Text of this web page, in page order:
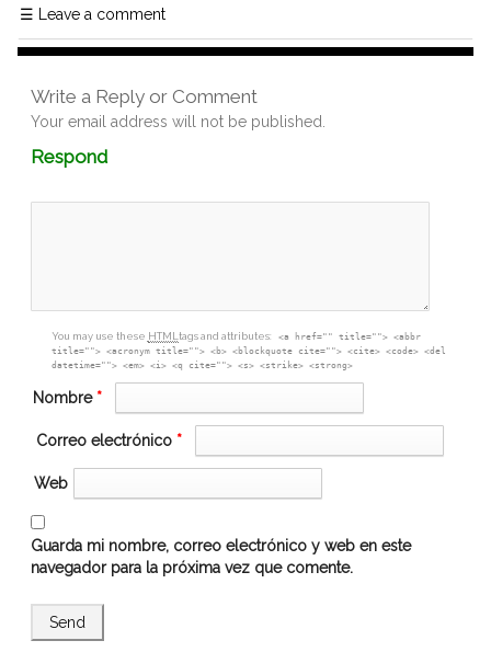
☰ Leave a comment
Write a Reply or Comment
Your email address will not be published.
RespondComment
box
You may use these HTML tags and attributes:
<a href="" title=""> <abbr
title=""> <acronym title=""> <b> <blockquote cite=""> <cite> <code> <del
datetime=""> <em> <i> <q cite=""> <s> <strike> <strong>
Nombre *
Correo electrónico *
Web
Guarda mi nombre, correo electrónico y web en este
navegador para la próxima vez que comente.